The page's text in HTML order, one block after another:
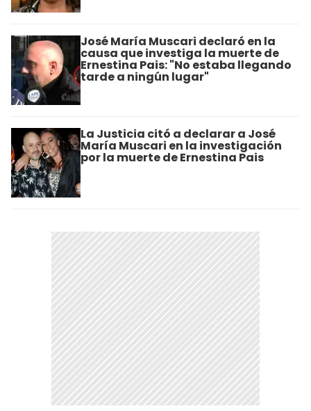
José María Muscari declaró en la
causa que investiga la muerte de
Ernestina Pais: "No estaba llegando
tarde a ningún lugar"
La Justicia citó a declarar a José
María Muscari en la investigación
por la muerte de Ernestina Pais